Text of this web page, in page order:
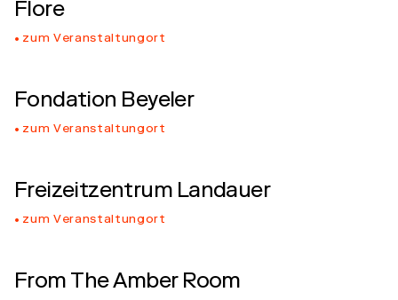
Flore
zum Veranstaltungort
Fondation Beyeler
zum Veranstaltungort
Freizeitzentrum Landauer
zum Veranstaltungort
From The Amber Room